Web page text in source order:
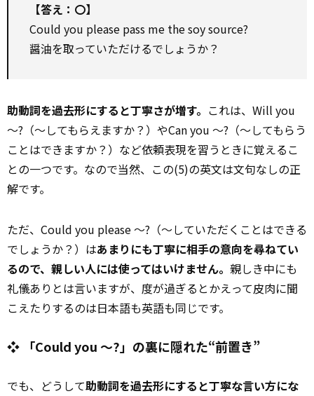
【答え：〇】
Could you please pass me the soy source?
醤油を取っていただけるでしょうか？
助動詞を過去形にすると丁寧さが増す。 ――これは、Will you
～?（～してもらえますか？）やCan you ～?（～してもらう
ことはできますか？）など依頼表現を習うときに覚えるこ
との一つです。なので当然、この(5)の英文は文句なしの正
解です。
ただ、Could you please ～?（～していただくことはできる
でしょうか？）はあまりにも丁寧に相手の意向を尋ねてい
るので、親しい人には使ってはいけません。 親しき中にも
礼儀ありとは言いますが、度が過ぎるとかえって皮肉に聞
こえたりするのは日本語も英語も同じです。
❖ 「Could you ～?」の裏に隠れた“前置き”
でも、どうして助動詞を過去形にすると丁寧な言い方にな